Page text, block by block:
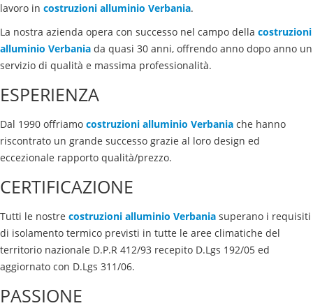
lavoro in costruzioni alluminio Verbania.
La nostra azienda opera con successo nel campo della costruzioni
alluminio Verbania da quasi 30 anni, offrendo anno dopo anno un
servizio di qualità e massima professionalità.
ESPERIENZA
Dal 1990 offriamo costruzioni alluminio Verbania che hanno
riscontrato un grande successo grazie al loro design ed
eccezionale rapporto qualità/prezzo.
CERTIFICAZIONE
Tutti le nostre costruzioni alluminio Verbania superano i requisiti
di isolamento termico previsti in tutte le aree climatiche del
territorio nazionale D.P.R 412/93 recepito D.Lgs 192/05 ed
aggiornato con D.Lgs 311/06.
PASSIONE